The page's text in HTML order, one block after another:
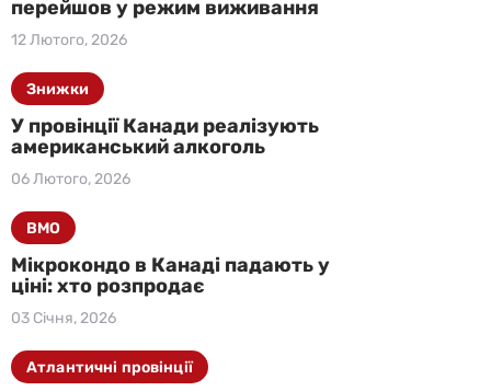
перейшов у режим виживання
12 Лютого, 2026
У провінції Канади реалізують
американський алкоголь
06 Лютого, 2026
Знижки
Мікрокондо в Канаді падають у
ціні: хто розпродає
03 Січня, 2026
BMO
Атлантичні провінції